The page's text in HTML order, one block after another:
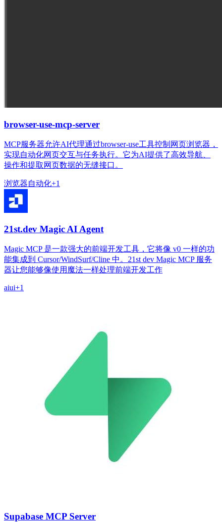
browser-use-mcp-server
MCP服务器允许AI代理通过browser-use工具控制网页浏览器，
实现自动化网页交互与任务执行。它为AI提供了高效导航、
操作和提取网页数据的无缝接口。
浏览器自动化+1
21st.dev Magic AI Agent
Magic MCP 是一款强大的前端开发工具，它将像 v0 一样的功
能集成到 Cursor/WindSurf/Cline 中。21st dev Magic MCP 服务
器让您能够像使用魔法一样处理前端开发工作
aiui+1
Supabase MCP Server